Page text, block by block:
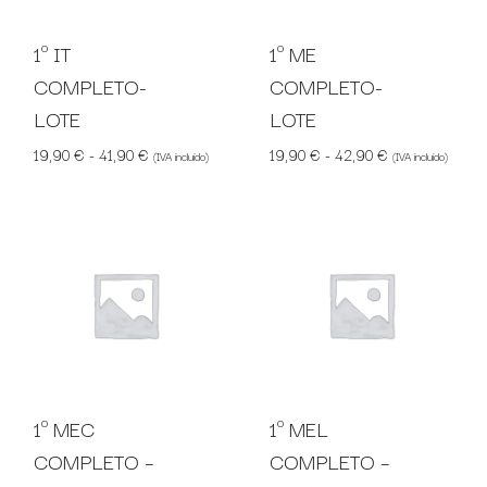
1º IT
COMPLETO-
LOTE
19,90€ -41,90€ Rango de precios: desde 19,90 € hasta 41,90 €
(IVA incluido)
1º ME
COMPLETO-
LOTE
19,90€ -42,90€ Rango de
(IVA incluido)
1º MEC
COMPLETO –
1º MEL
COMPLETO –